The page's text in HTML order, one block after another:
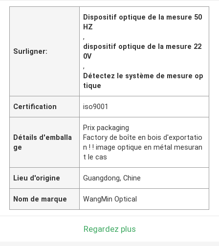
Surligner:
Dispositif optique de la mesure 50
HZ
,
dispositif optique de la mesure 22
0V
,
Détectez le système de mesure op
tique
Certification iso9001
Détails d'emballa
ge
Prix packaging
Factory de boîte en bois d'exportatio
n ! ! image optique en métal mesuran
t le cas
Lieu d'origine Guangdong, Chine
Nom de marque WangMin Optical
Regardez plus